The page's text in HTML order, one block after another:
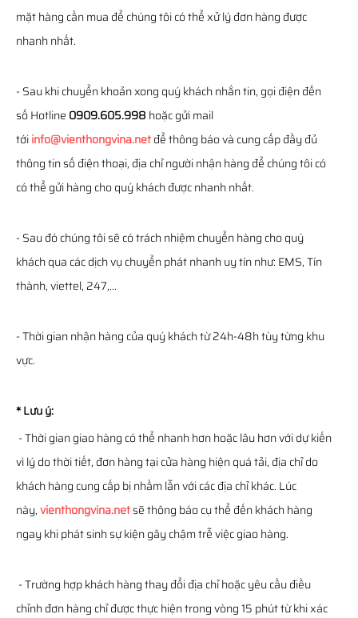
mặt hàng cần mua để chúng tôi có thể xử lý đơn hàng được
nhanh nhất.
- Sau khi chuyển khoản xong quý khách nhắn tin, gọi điện đến
số Hotline 0909.605.998 hoặc gửi mail
tớiinfo@vienthongvina.netđể thông báo và cung cấp đầy đủ
thông tin số điện thoại, địa chỉ người nhận hàng để chúng tôi có
có thể gửi hàng cho quý khách được nhanh nhất.
- Sau đó chúng tôi sẽ có trách nhiệm chuyển hàng cho quý
khách qua các dịch vụ chuyển phát nhanh uy tín như: EMS, Tín
thành, viettel, 247,...
- Thời gian nhận hàng của quý khách từ 24h-48h tùy từng khu
vực.
* Lưu ý:
- Thời gian giao hàng có thể nhanh hơn hoặc lâu hơn với dự kiến
vì lý do thời tiết, đơn hàng tại cửa hàng hiện quá tải, địa chỉ do
khách hàng cung cấp bị nhầm lẫn với các địa chỉ khác. Lúc
này,vienthongvina.netsẽ thông báo cụ thể đến khách hàng
ngay khi phát sinh sự kiện gây chậm trễ việc giao hàng.
- Trường hợp khách hàng thay đổi địa chỉ hoặc yêu cầu điều
chỉnh đơn hàng chỉ được thực hiện trong vòng 15 phút từ khi xác